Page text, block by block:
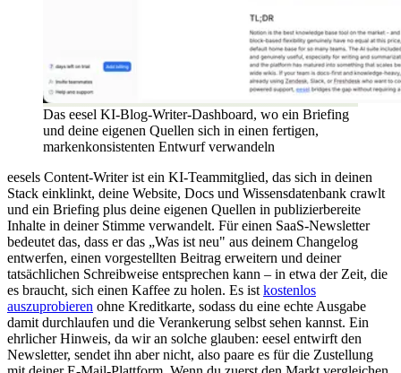
Das eesel KI-Blog-Writer-Dashboard, wo ein Briefing
und deine eigenen Quellen sich in einen fertigen,
markenkonsistenten Entwurf verwandeln
eesels Content-Writer ist ein KI-Teammitglied, das sich in deinen
Stack einklinkt, deine Website, Docs und Wissensdatenbank crawlt
und ein Briefing plus deine eigenen Quellen in publizierbereite
Inhalte in deiner Stimme verwandelt. Für einen SaaS-Newsletter
bedeutet das, dass er das „Was ist neu" aus deinem Changelog
entwerfen, einen vorgestellten Beitrag erweitern und deiner
tatsächlichen Schreibweise entsprechen kann – in etwa der Zeit, die
es braucht, sich einen Kaffee zu holen. Es ist kostenlos
auszuprobieren ohne Kreditkarte, sodass du eine echte Ausgabe
damit durchlaufen und die Verankerung selbst sehen kannst. Ein
ehrlicher Hinweis, da wir an solche glauben: eesel entwirft den
Newsletter, sendet ihn aber nicht, also paare es für die Zustellung